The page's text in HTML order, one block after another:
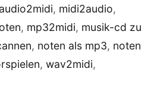
audio2midi, midi2audio,
, mp32midi, musik-cd zu
, noten als mp3, noten
, wav2midi,